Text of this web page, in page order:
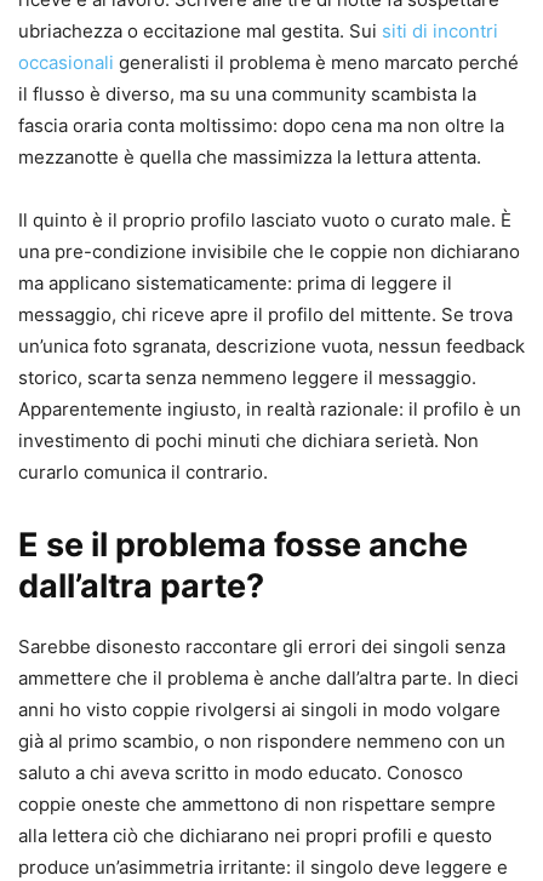
ubriachezza o eccitazione mal gestita. Sui siti di incontri
occasionali generalisti il problema è meno marcato perché
il flusso è diverso, ma su una community scambista la
fascia oraria conta moltissimo: dopo cena ma non oltre la
mezzanotte è quella che massimizza la lettura attenta.
Il quinto è il proprio profilo lasciato vuoto o curato male. È
una pre-condizione invisibile che le coppie non dichiarano
ma applicano sistematicamente: prima di leggere il
messaggio, chi riceve apre il profilo del mittente. Se trova
un’unica foto sgranata, descrizione vuota, nessun feedback
storico, scarta senza nemmeno leggere il messaggio.
Apparentemente ingiusto, in realtà razionale: il profilo è un
investimento di pochi minuti che dichiara serietà. Non
curarlo comunica il contrario.
E se il problema fosse anche
dall’altra parte?
Sarebbe disonesto raccontare gli errori dei singoli senza
ammettere che il problema è anche dall’altra parte. In dieci
anni ho visto coppie rivolgersi ai singoli in modo volgare
già al primo scambio, o non rispondere nemmeno con un
saluto a chi aveva scritto in modo educato. Conosco
coppie oneste che ammettono di non rispettare sempre
alla lettera ciò che dichiarano nei propri profili e questo
produce un’asimmetria irritante: il singolo deve leggere e